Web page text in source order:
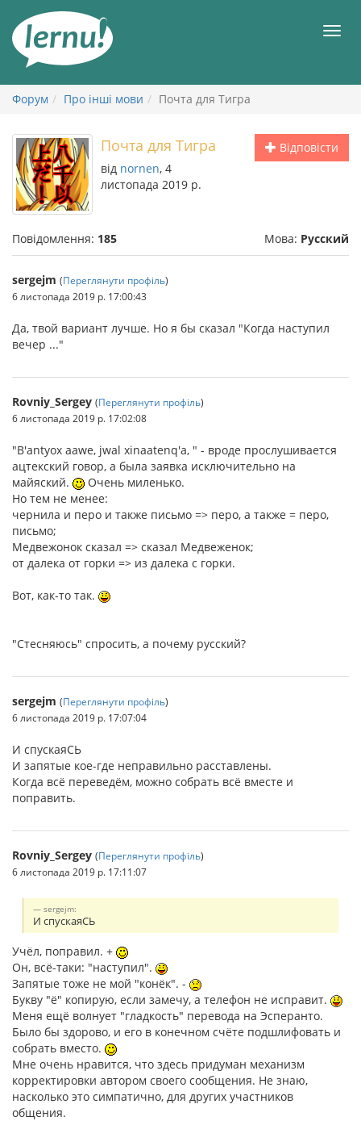
змісту
Форум Про інші мови Почта для Тигра
Відповісти
Почта для Тигра
від nornen, 4
листопада 2019 р.
Повідомлення: 185 Мова: Русский
sergejm (Переглянути профіль)
6 листопада 2019 р. 17:00:43
Да, твой вариант лучше. Но я бы сказал "Когда наступил
вечер ..."
Rovniy_Sergey (Переглянути профіль)
6 листопада 2019 р. 17:02:08
"B'antyox aawe, jwal xinaatenq'a, " - вроде прослушивается
ацтекский говор, а была заявка исключительно на
майяский.
Очень миленько.
Но тем не менее:
чернила и перо и также письмо => перо, а также = перо,
письмо;
Медвежонок сказал => сказал Медвеженок;
от далека от горки => из далека с горки.
Вот, как-то так.
"Стесняюсь" спросить, а почему русский?
sergejm (Переглянути профіль)
6 листопада 2019 р. 17:07:04
И спускаяСЬ
И запятые кое-где неправильно расставлены.
Когда всё переведём, можно собрать всё вместе и
поправить.
Rovniy_Sergey (Переглянути профіль)
6 листопада 2019 р. 17:11:07
sergejm:
И спускаяСЬ
Учёл, поправил. +
Он, всё-таки: "наступил".
Запятые тоже не мой "конёк". -
Букву "ё" копирую, если замечу, а телефон не исправит.
Меня ещё волнует "гладкость" перевода на Эсперанто.
Было бы здорово, и его в конечном счёте подшлифовать и
собрать вместо.
Мне очень нравится, что здесь придуман механизм
корректировки автором своего сообщения. Не знаю,
насколько это симпатично, для других участников
общения.